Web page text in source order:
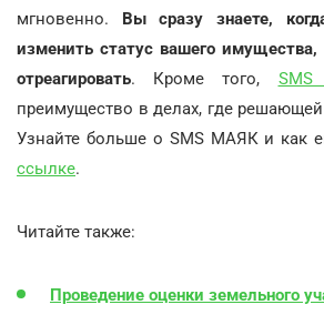
мгновенно. Вы сразу знаете,
изменить статус вашего
отреагировать. Кроме того,
преимущество в делах, где решающей
Узнайте больше о SMS МАЯК и как
ссылке.
Читайте также:
Проведение оценки земельного